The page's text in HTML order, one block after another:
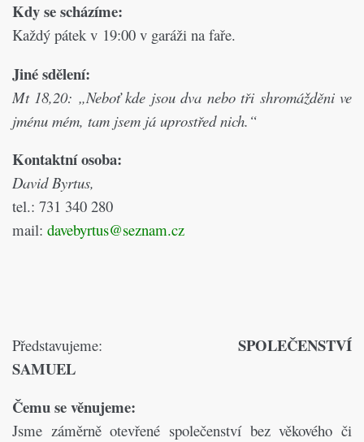
Kdy se scházíme:
Každý pátek v 19:00 v garáži na faře.
Jiné sdělení:
Mt 18,20: „Neboť kde jsou dva nebo tři shromážděni ve
jménu mém, tam jsem já uprostřed nich.“
Kontaktní osoba:
David Byrtus,
tel.: 731 340 280
mail: davebyrtus@seznam.cz
Představujeme:
SPOLEČENSTVÍ
SAMUEL
Čemu se věnujeme:
Jsme záměrně otevřené společenství bez věkového či